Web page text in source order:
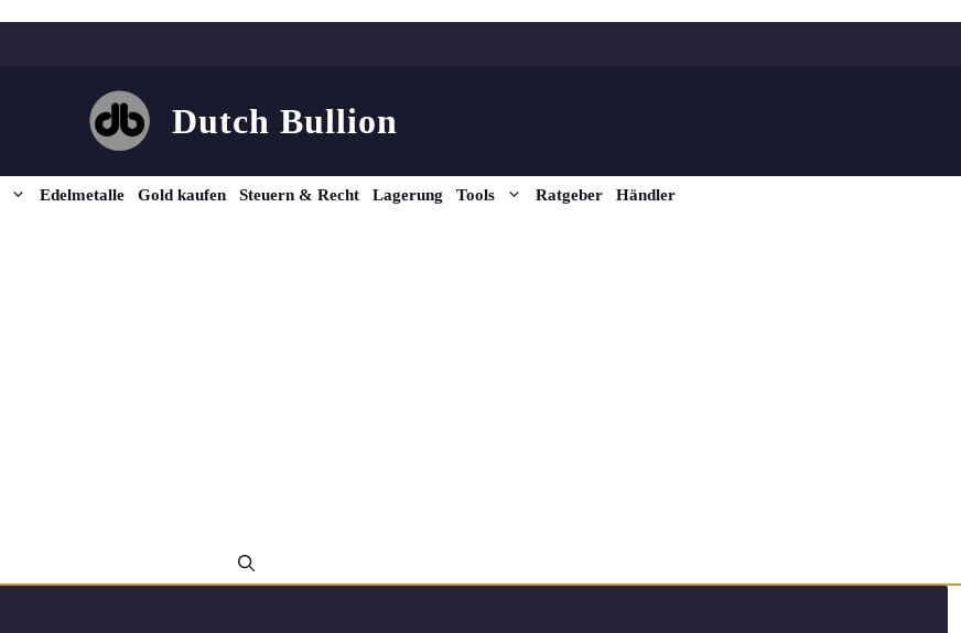
Dutch Bullion
Edelmetalle Gold kaufen Steuern & Recht Lagerung Tools Ratgeber Händler